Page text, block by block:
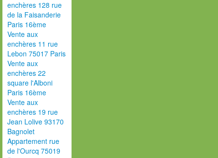
enchères 128 rue
de la Faisanderie
Paris 16ème
Vente aux
enchères 11 rue
Lebon 75017 Paris
Vente aux
enchères 22
square l'Alboni
Paris 16ème
Vente aux
enchères 19 rue
Jean Lolive 93170
Bagnolet
Appartement rue
de l'Ourcq 75019